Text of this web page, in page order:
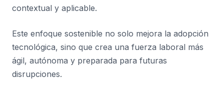
contextual y aplicable.
Este enfoque sostenible no solo mejora la adopción
tecnológica, sino que crea una fuerza laboral más
ágil, autónoma y preparada para futuras
disrupciones.